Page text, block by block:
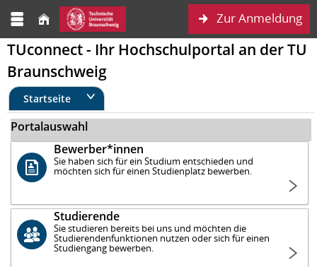
Zur Anmeldung
TUconnect - Ihr Hochschulportal an der TU
Braunschweig
Startseite
Portalauswahl
Bewerber*innen
Sie haben sich für ein Studium entschieden und
möchten sich für einen Studienplatz bewerben.
Studierende
Sie studieren bereits bei uns und möchten die
Studierendenfunktionen nutzen oder sich für einen
Studiengang bewerben.